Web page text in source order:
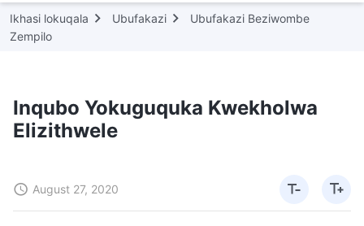
Ikhasi lokuqala Ubufakazi
Ubufakazi Beziwombe
Zempilo
Inqubo Yokuguquka Kwekholwa
Elizithwele
August 27, 2020